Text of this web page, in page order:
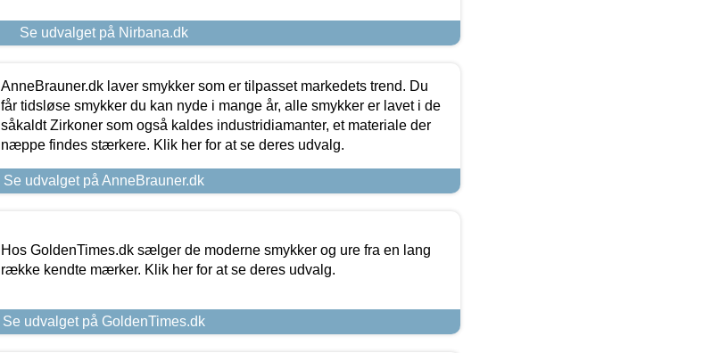
Se udvalget på Nirbana.dk
AnneBrauner.dk laver smykker som er tilpasset markedets trend. Du
får tidsløse smykker du kan nyde i mange år, alle smykker er lavet i de
såkaldt Zirkoner som også kaldes industridiamanter, et materiale der
næppe findes stærkere. Klik her for at se deres udvalg.
Se udvalget på AnneBrauner.dk
Hos GoldenTimes.dk sælger de moderne smykker og ure fra en lang
række kendte mærker. Klik her for at se deres udvalg.
Se udvalget på GoldenTimes.dk